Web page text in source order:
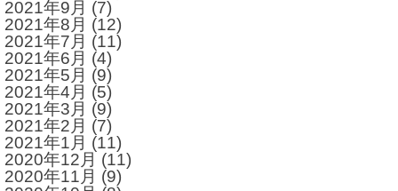
2021年9月 (7)
2021年8月 (12)
2021年7月 (11)
2021年6月 (4)
2021年5月 (9)
2021年4月 (5)
2021年3月 (9)
2021年2月 (7)
2021年1月 (11)
2020年12月 (11)
2020年11月 (9)